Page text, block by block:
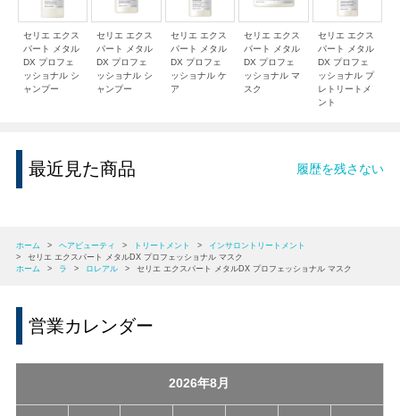
セリエ エクス
パート メタル
DX プロフェ
ッショナル シ
ャンプー
セリエ エクス
パート メタル
DX プロフェ
ッショナル シ
ャンプー
セリエ エクス
パート メタル
DX プロフェ
ッショナル ケ
ア
セリエ エクス
パート メタル
DX プロフェ
ッショナル マ
スク
セリエ エクス
パート メタル
DX プロフェ
ッショナル プ
レトリートメ
ント
最近見た商品 履歴を残さない
ホーム > ヘアビューティ > トリートメント >
インサロントリートメント
>
セリエ エクスパート メタルDX プロフェッショナル マスク
ホーム
> ラ > ロレアル > セリエ エクスパート メタルDX プロフェッショナル マスク
営業カレンダー
2026年8月